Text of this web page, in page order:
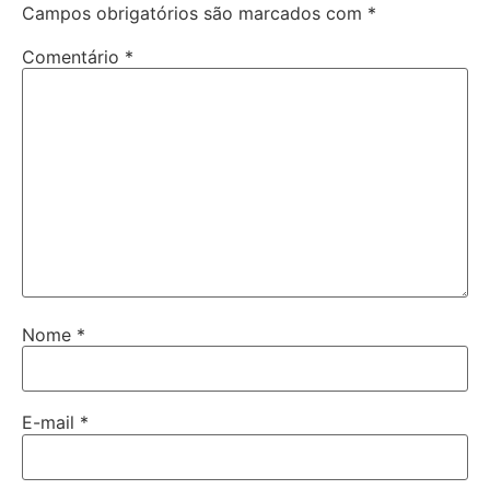
Campos obrigatórios são marcados com *
Comentário *
Nome *
E-mail *